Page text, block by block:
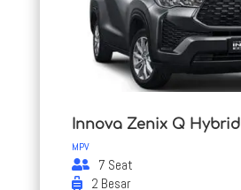
Innova Zenix Q Hybrid
MPV
7 Seat
2 Besar